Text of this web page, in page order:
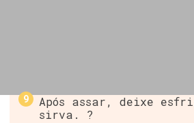
Após assar, deixe
sirva. ?️